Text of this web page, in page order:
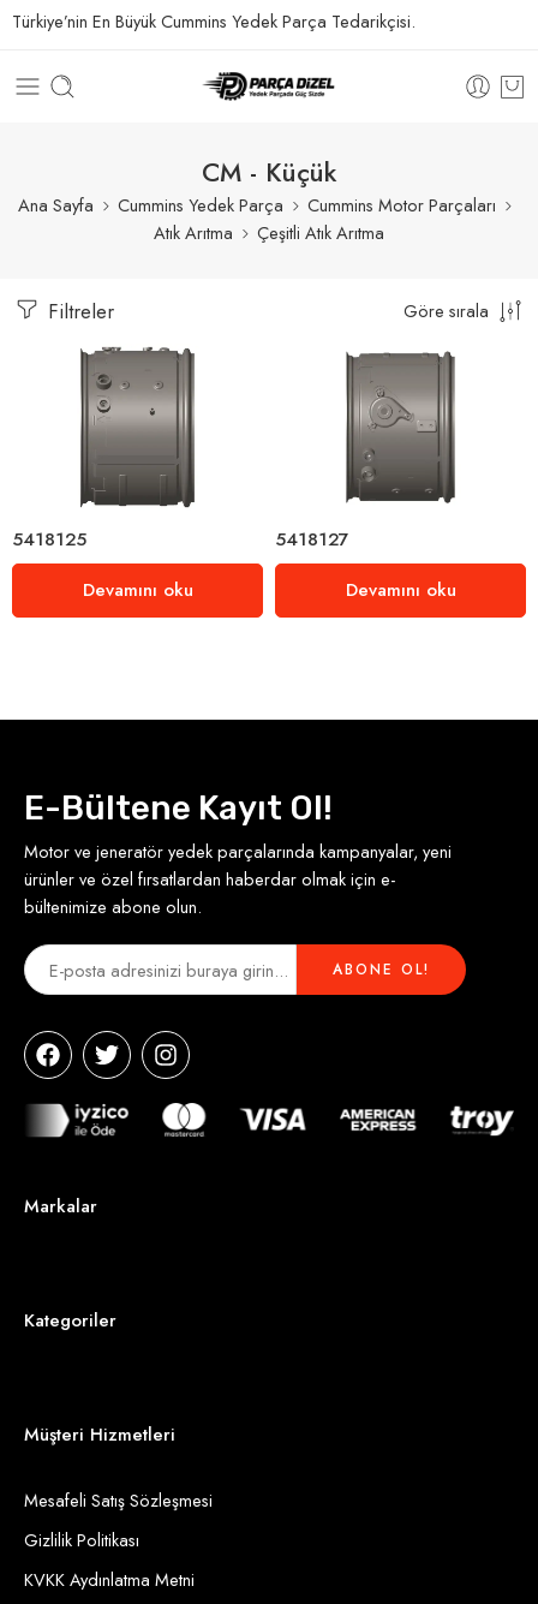
Türkiye’nin En Büyük Cummins Yedek Parça Tedarikçisi.
CM - Küçük
Ana Sayfa Cummins Yedek Parça
Cummins Motor Parçaları
Atık Arıtma
Çeşitli Atık Arıtma
Filtreler Göre sırala
5418125
Devamını oku
5418127
Devamını oku
E-Bültene Kayıt Ol!
Motor ve jeneratör yedek parçalarında kampanyalar, yeni
ürünler ve özel fırsatlardan haberdar olmak için e-
bültenimize abone olun.
Markalar
Kategoriler
Müşteri Hizmetleri
Mesafeli Satış Sözleşmesi
Gizlilik Politikası
KVKK Aydınlatma Metni